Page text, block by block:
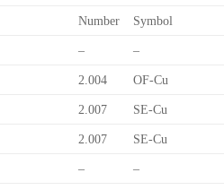
Number Symbol
– –
2.004 OF-Cu
2.007 SE-Cu
2.007 SE-Cu
– –